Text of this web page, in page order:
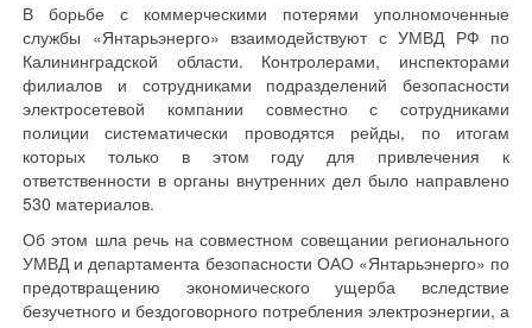
В борьбе с коммерческими потерями уполномоченные
службы «Янтарьэнерго» взаимодействуют с УМВД РФ по
Калининградской области. Контролерами, инспекторами
филиалов и сотрудниками подразделений безопасности
электросетевой компании совместно с сотрудниками
полиции систематически проводятся рейды, по итогам
которых только в этом году для привлечения к
ответственности в органы внутренних дел было направлено
530 материалов.
Об этом шла речь на совместном совещании регионального
УМВД и департамента безопасности ОАО «Янтарьэнерго» по
предотвращению экономического ущерба вследствие
безучетного и бездоговорного потребления электроэнергии, а